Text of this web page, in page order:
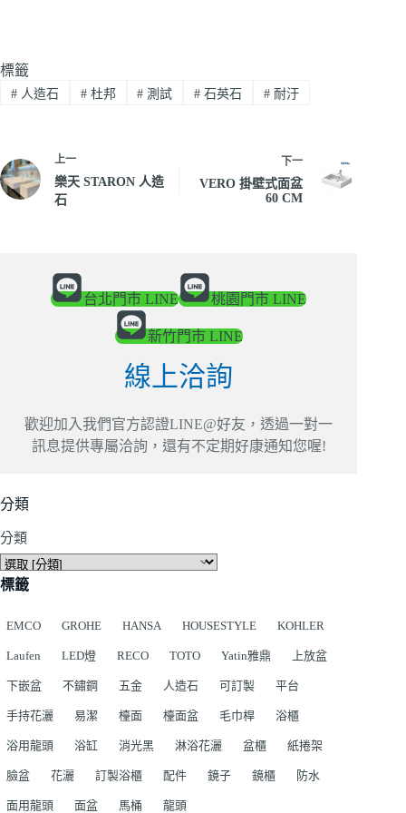
標籤
#人造石 #杜邦 # 測試 # 石英石 # 耐汙
上一
樂天 STARON 人造
石
下一
VERO 掛壁式面盆
60 CM
台北門市 LINE 桃園門市 LINE
新竹門市 LINE
線上洽詢
歡迎加入我們官方認證LINE@好友，透過一對一
訊息提供專屬洽詢，還有不定期好康通知您喔!
分類
分類
標籤
EMCO GROHE HANSA HOUSESTYLE KOHLER
Laufen LED燈 RECO TOTO Yatin雅鼎 上放盆
下嵌盆 不鏽鋼 五金 人造石 可訂製 平台
手持花灑 易潔 檯面 檯面盆 毛巾桿 浴櫃
浴用龍頭 浴缸 消光黑 淋浴花灑 盆櫃 紙捲架
臉盆 花灑 訂製浴櫃 配件 鏡子 鏡櫃 防水
面用龍頭 面盆 馬桶 龍頭